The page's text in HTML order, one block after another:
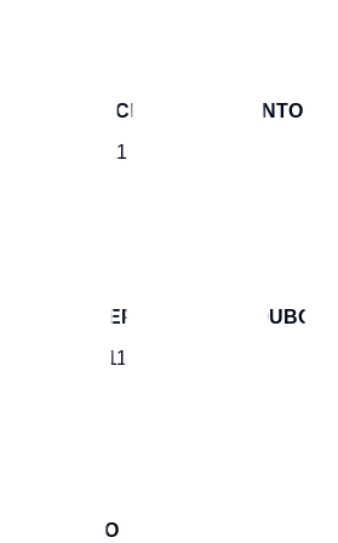
ENTORPECENTES DE SANTO
Oliveira, 11
DE REPRESSÃO A ROUBOS
Oliveira, 11
EM SANTO ANDRÉ